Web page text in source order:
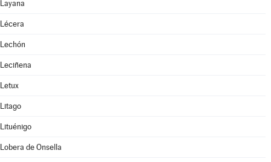
Layana
Lécera
Lechón
Leciñena
Letux
Litago
Lituénigo
Lobera de Onsella